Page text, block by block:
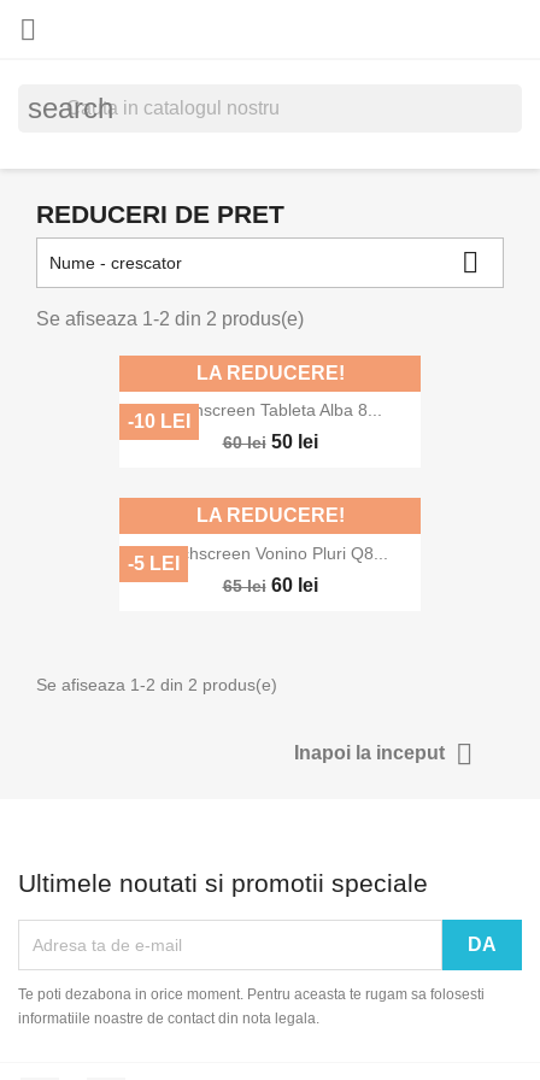

search
REDUCERI DE PRET
Nume - crescator 
Se afiseaza 1-2 din 2 produs(e)
Touchscreen Tableta Alba 8...
60 lei 50 lei
LA REDUCERE!
-10 LEI
Touchscreen Vonino Pluri Q8...
65 lei 60 lei
LA REDUCERE!
-5 LEI
Se afiseaza 1-2 din 2 produs(e)
Inapoi la inceput 
Ultimele noutati si promotii speciale
Te poti dezabona in orice moment. Pentru aceasta te rugam sa folosesti
informatiile noastre de contact din nota legala.